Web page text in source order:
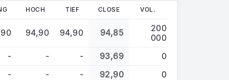
HOCH TIEF CLOSE VOL.
94,90 94,90 94,85
200
000
- - - 93,69
0
- - - 92,90
0